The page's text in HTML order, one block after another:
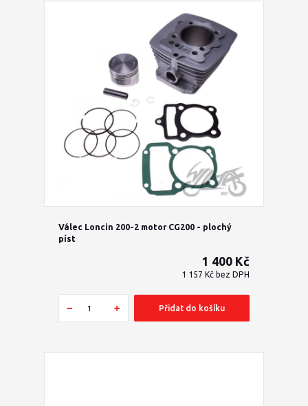
Válec Loncin 200-2 motor CG200 - plochý
píst
1 400 Kč
1 157 Kč bez DPH
Přidat do košíku